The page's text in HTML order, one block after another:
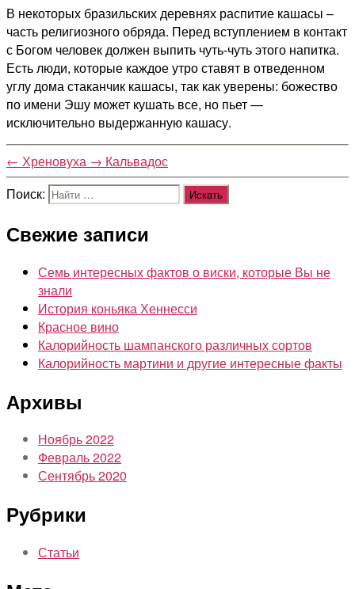
В некоторых бразильских деревнях распитие кашасы –
часть религиозного обряда. Перед вступлением в контакт
с Богом человек должен выпить чуть-чуть этого напитка.
Есть люди, которые каждое утро ставят в отведенном
углу дома стаканчик кашасы, так как уверены: божество
по имени Эшу может кушать все, но пьет —
исключительно выдержанную кашасу.
← Хреновуха → Кальвадос
Поиск:
Свежие записи
Семь интересных фактов о виски, которые Вы не
знали
История коньяка Хеннесси
Красное вино
Калорийность шампанского различных сортов
Калорийность мартини и другие интересные факты
Архивы
Ноябрь 2022
Февраль 2022
Сентябрь 2020
Рубрики
Статьи